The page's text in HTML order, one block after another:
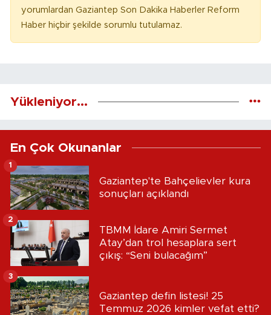
yorumlardan Gaziantep Son Dakika Haberler Reform
Haber hiçbir şekilde sorumlu tutulamaz.
Yükleniyor...
En Çok Okunanlar
Gaziantep'te Bahçelievler kura
sonuçları açıklandı
1
TBMM İdare Amiri Sermet
Atay’dan trol hesaplara sert
çıkış: “Seni bulacağım”
2
Gaziantep defin listesi! 25
Temmuz 2026 kimler vefat etti?
3